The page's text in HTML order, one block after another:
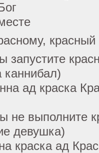
красный
запустите
каннибал)
ад краска
не выполните
девушка)
краска ад